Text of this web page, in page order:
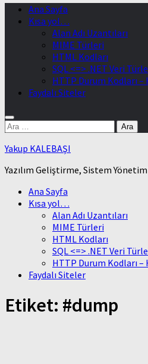
Ana Sayfa
Kısa yol…
Alan Adı Uzantıları
MIME Türleri
HTML Kodları
SQL <=> .NET Veri
HTTP Durum Kodları –
Faydalı Siteler
Arama:
Yakup KALEBAŞI
Yazılım Geliştirme, Sistem
Ana Sayfa
Kısa yol…
Alan Adı Uzantıları
MIME Türleri
HTML Kodları
SQL <=> .NET Veri
HTTP Durum Kodları –
Faydalı Siteler
Etiket: #dump